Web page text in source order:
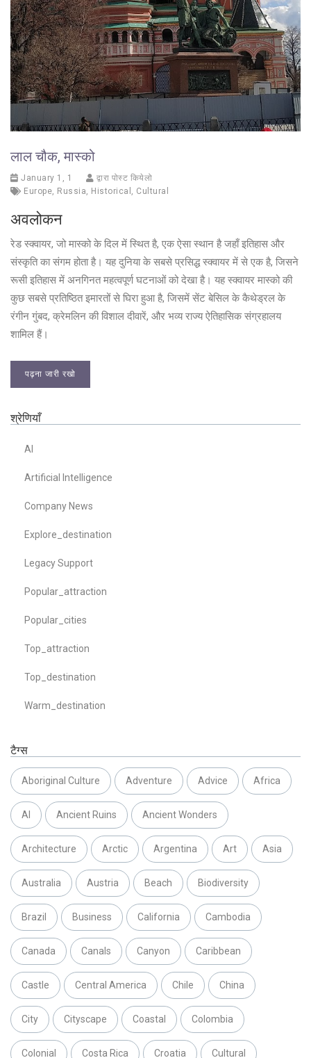
लाल चौक, मास्को
January 1, 1
द्वारा पोस्ट कियेलो
Europe, Russia, Historical , Cultural
अवलोकन
रेड स्क्वायर, जो मास्को के दिल में स्थित है, एक ऐसा स्थान है जहाँ इतिहास और
संस्कृति का संगम होता है। यह दुनिया के सबसे प्रसिद्ध स्क्वायर में से एक है, जिसने
रूसी इतिहास में अनगिनत महत्वपूर्ण घटनाओं को देखा है। यह स्क्वायर मास्को की
कुछ सबसे प्रतिष्ठित इमारतों से घिरा हुआ है, जिसमें सेंट बेसिल के कैथेड्रल के
रंगीन गुंबद, क्रेमलिन की विशाल दीवारें, और भव्य राज्य ऐतिहासिक संग्रहालय
शामिल हैं।
पढ़ना जारी रखो
श्रेणियाँ
AI
Artificial Intelligence
Company News
Explore_destination
Legacy Support
Popular_attraction
Popular_cities
Top_attraction
Top_destination
Warm_destination
टैग्स
Aboriginal Culture Adventure Advice Africa
AI Ancient Ruins Ancient Wonders
Architecture Arctic Argentina Art Asia
Australia Austria Beach Biodiversity
Brazil Business California Cambodia
Canada Canals Canyon Caribbean
Castle Central America Chile China
City Cityscape Coastal Colombia
Colonial Costa Rica Croatia Cultural